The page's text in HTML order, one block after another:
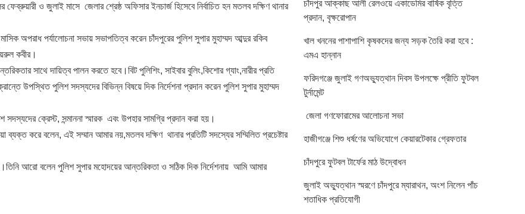
ও জুলাই মাসে জেলার শ্রেষ্ঠ অফিসার ইনচার্জ হিসেবে নির্বাচিত হন মতলব দক্ষিণ থানার
অপরাধ পর্যালোচনা সভায় সভাপতিত্ব করেন চাঁদপুরের পুলিশ সুপার মুহাম্মদ আব্দুর রকিব
কবীর।
সাথে দায়িত্ব পালন করতে হবে।বিট পুলিশিং, সাইবার বুলিং,কিশোর গ্যাং,নারীর প্রতি
উপস্থিত পুলিশ সদস্যদের বিভিন্ন বিষয়ে দিক নির্দেশনা প্রদান করেন পুলিশ সুপার মুহাম্মদ
ক্রেস্ট, সন্মাননা স্মারক এবং উপহার সামগ্রি প্রদান করা হয়।
ব্যক্ত করে বলেন, এই সম্মান আমার নয়,মতলব দক্ষিণ থানার প্রতিটি সদস্যের সম্মিলিত প্রচেষ্টার
আরো বলেন পুলিশ সুপার মহোদয়ের আন্তরিকতা ও সঠিক দিক নির্দেশনায় আমি আমার
চাঁদপুর আক্কাছ আলী রেলওয়ে একাডেমির বার্ষিক বৃত্তি
প্রদান, বৃক্ষরোপান
খাল খননের পাশাপাশি কৃষকদের জন্য সড়ক তৈরি করা হবে :
এমএ হান্নান
ফরিদগঞ্জে জুলাই গণঅভ্যুত্থান দিবস উপলক্ষে প্রীতি ফুটবল
টুর্নামেন্ট
জেলা গণফোরামের আলোচনা সভা
হাজীগঞ্জে শিশু ধর্ষণের অভিযোগে কেয়ারটেকার গ্রেফতার
চাঁদপুরে ফুটবল টার্ফের মাঠ উদ্বোধন
জুলাই অভ্যুত্থান স্মরণে চাঁদপুরে ম্যারাথন, অংশ নিলেন পাঁচ
শতাধিক প্রতিযোগী